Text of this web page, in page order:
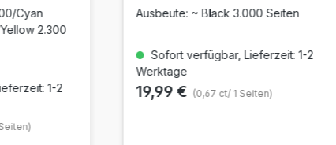
Cyan
2.300
1-2
Ausbeute: ~ Black 3.000 Seiten
Sofort verfügbar, Lieferzeit: 1-2
Werktage
19,99 € (0,67 ct/ 1 Seiten)